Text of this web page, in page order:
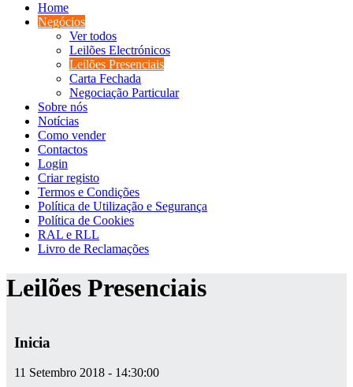
Home
Negócios
Ver todos
Leilões Electrónicos
Leilões Presenciais
Carta Fechada
Negociação Particular
Sobre nós
Notícias
Como vender
Contactos
Login
Criar registo
Termos e Condições
Política de Utilização e Segurança
Política de Cookies
RAL e RLL
Livro de Reclamações
Leilões Presenciais
Inicia
11 Setembro 2018 - 14:30:00